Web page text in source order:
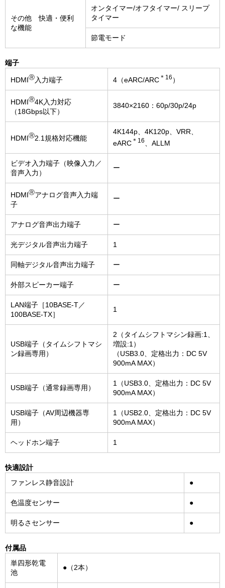
その他 快適・便利
な機能
オンタイマー/オフタイマー/ スリープ
タイマー
節電モード
端子
HDMIⓇ 入力端子 4（eARC/ARC ＊16 ）
HDMIⓇ4K入力対応
（18Gbps以下）
3840×2160：60p/30p/24p
HDMIⓇ2.1規格対応機能
4K144p、4K120p、VRR、
eARC ＊16 、ALLM
ビデオ入力端子（映像入力／
音声入力）
ー
HDMIⓇアナログ音声入力端
子
ー
アナログ音声出力端子 ー
光デジタル音声出力端子 1
同軸デジタル音声出力端子 ー
外部スピーカー端子 ー
LAN端子［10BASE-T／
100BASE-TX］
1
USB端子（タイムシフトマシ
ン録画専用）
2（タイムシフトマシン録画:1、
増設:1）
（USB3.0、定格出力：DC 5V
900mA MAX）
USB端子（通常録画専用）
1（USB3.0、定格出力：DC 5V
900mA MAX）
USB端子（AV周辺機器専
用）
1（USB2.0、定格出力：DC 5V
900mA MAX）
ヘッドホン端子 1
快適設計
ファンレス静音設計
●
色温度センサー ●
明るさセンサー ●
付属品
単四形乾電
池
●（2本）